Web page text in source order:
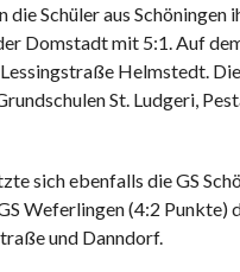
Schüler aus Schöningen
Domstadt mit 5:1. Auf
Helmstedt.
St. Ludgeri,
sich ebenfalls die GS
Weferlingen (4:2 Punkte)
und Danndorf.